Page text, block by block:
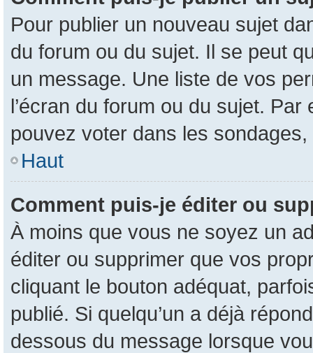
Pour publier un nouveau sujet
du forum ou du sujet. Il se peut
un message. Une liste de vos
l’écran du forum ou du sujet.
pouvez voter dans les sondages,
Haut
Comment puis-je éditer ou
À moins que vous ne soyez un
éditer ou supprimer que vos
cliquant le bouton adéquat,
publié. Si quelqu’un a déjà
dessous du message lorsque